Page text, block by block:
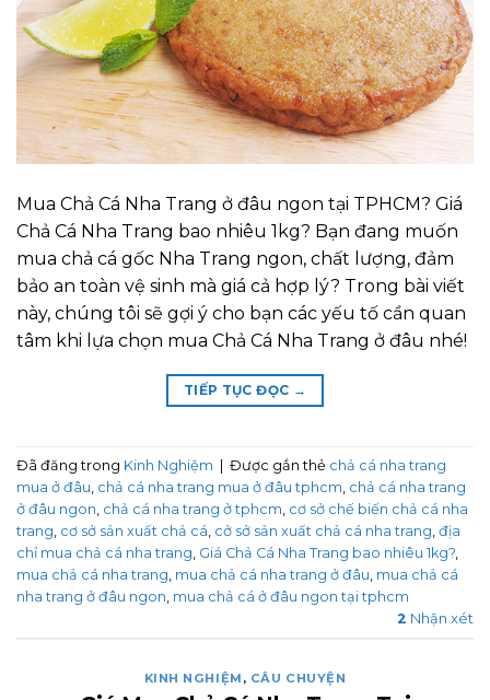
Mua Chả Cá Nha Trang ở đâu ngon tại TPHCM? Giá
Chả Cá Nha Trang bao nhiêu 1kg? Bạn đang muốn
mua chả cá gốc Nha Trang ngon, chất lượng, đảm
bảo an toàn vệ sinh mà giá cả hợp lý? Trong bài viết
này, chúng tôi sẽ gợi ý cho bạn các yếu tố cần quan
tâm khi lựa chọn mua Chả Cá Nha Trang ở đâu nhé!
TIẾP TỤC ĐỌC →
Đã đăng trong Kinh Nghiệm | Được gắn thẻ chả cá nha trang
mua ở đâu chả cá nha trang mua ở đâu tphcm chả cá nha trang
ở đâu ngon chả cá nha trang ở tphcm cơ sở chế biến chả cá nha
trang cơ sở sản xuất chả cá cở sở sản xuất chả cá nha trang địa
chỉ mua chả cá nha trang Giá Chả Cá Nha Trang bao nhiêu 1kg?
mua chả cá nha trang mua chả cá nha trang ở đâu mua chả cá
nha trang ở đâu ngon mua chả cá ở đâu ngon tại tphcm
2 Nhận xét
KINH NGHIỆM , CÂU CHUYỆN